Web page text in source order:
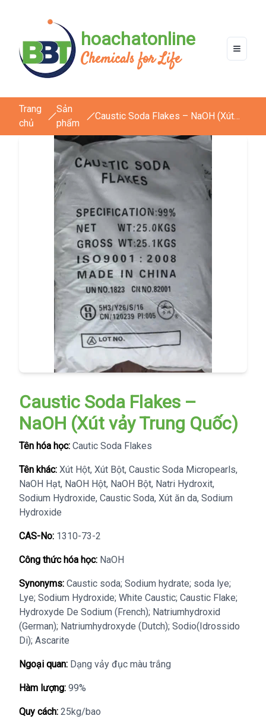
hoachatonline
Chemicals for Life
Trang
chủ
Sản
phẩm
Caustic Soda Flakes – NaOH (Xút
Caustic Soda Flakes –
NaOH (Xút vảy Trung Quốc)
Tên hóa học: Cautic Soda Flakes
Tên khác: Xút Hột, Xút Bột, Caustic Soda Micropearls,
NaOH Hạt, NaOH Hột, NaOH Bột, Natri Hydroxit,
Sodium Hydroxide, Caustic Soda, Xút ăn da, Sodium
Hydroxide
CAS-No: 1310-73-2
Công thức hóa học: NaOH
Synonyms: Caustic soda; Sodium hydrate; soda lye;
Lye; Sodium Hydroxide; White Caustic; Caustic Flake;
Hydroxyde De Sodium (French); Natriumhydroxid
(German); Natriumhydroxyde (Dutch); Sodio(Idrossido
Di); Ascarite
Ngoại quan: Dạng vảy đục màu trắng
Hàm lượng: 99%
Quy cách: 25kg/bao